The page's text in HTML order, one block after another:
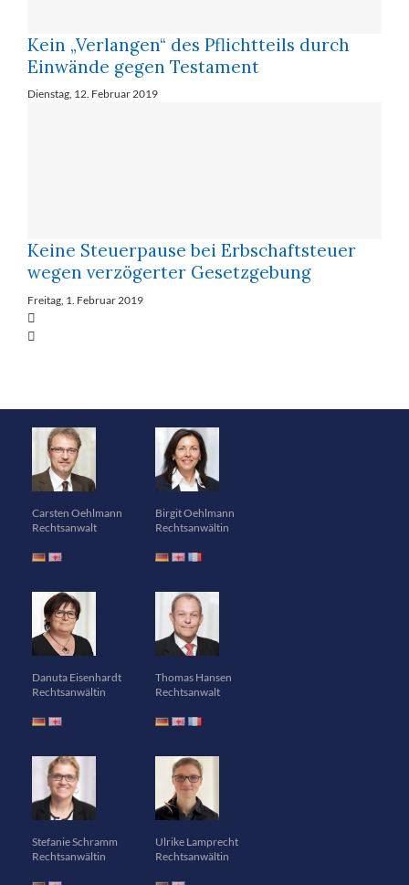
Kein „Verlangen“ des Pflichtteils durch
Einwände gegen Testament
Dienstag, 12. Februar 2019
Keine Steuerpause bei Erbschaftsteuer
wegen verzögerter Gesetzgebung
Freitag, 1. Februar 2019
Carsten Oehlmann
Rechtsanwalt
Birgit Oehlmann
Rechtsanwältin
Danuta Eisenhardt
Rechtsanwältin
Thomas Hansen
Rechtsanwalt
Stefanie Schramm
Rechtsanwältin
Ulrike Lamprecht
Rechtsanwältin